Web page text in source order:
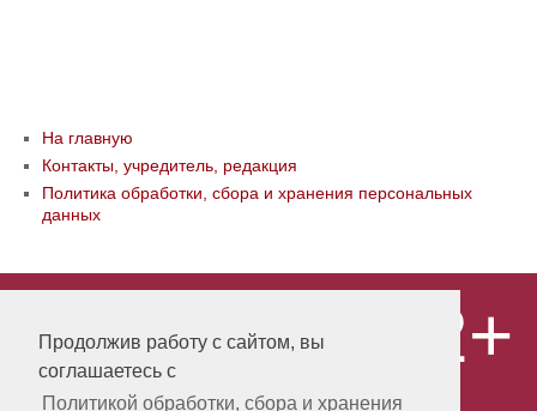
Продолжив работу с сайтом, вы
соглашаетесь с
Политикой обработки, сбора и хранения
На главную
Контакты, учредитель, редакция
Политика обработки, сбора и хранения персональных
данных
«Publishing company «World of science»,
LLC Материалы, размещенные на сайте,
охраняются Законом о защите авторских
прав. Публикация любых материалов
12+